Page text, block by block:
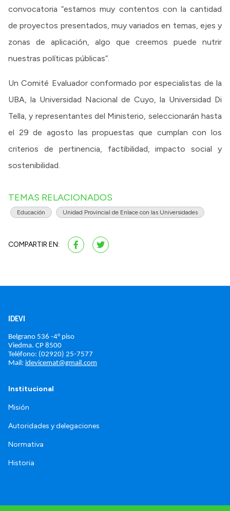
convocatoria “estamos muy contentos con la cantidad
de proyectos presentados, muy variados en temas, ejes y
zonas de aplicación, algo que creemos puede nutrir
nuestras políticas públicas”.
Un Comité Evaluador conformado por especialistas de la
UBA, la Universidad Nacional de Cuyo, la Universidad Di
Tella, y representantes del Ministerio, seleccionarán hasta
el 29 de agosto las propuestas que cumplan con los
criterios de pertinencia, factibilidad, impacto social y
sostenibilidad.
TEMAS RELACIONADOS
Educación Unidad Provincial de Enlace con las Universidades
COMPARTIR EN:
IDEVI
Belgrano 536 -4° piso
Viedma. CP 8500
Teléfono: (02920) 25-7577
Mail: idevicemat@gmail.com
Institucional
Misión
Autoridades y delegaciones
Normativa
Historia